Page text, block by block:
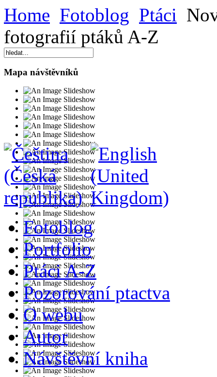
Home Fotoblog Ptáci
fotografií ptáků A-Z
Mapa návštěvníků
Fotoblog
Portfolio
Ptáci A-Z
Pozorování ptactva
O webu
Autor
Návštěvní kniha